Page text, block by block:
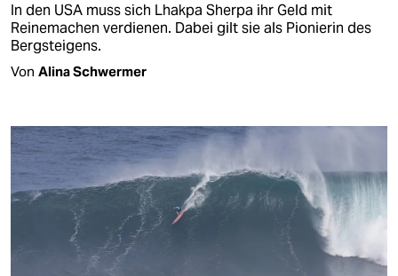
In den USA muss sich Lhakpa Sherpa ihr Geld mit
Reinemachen verdienen. Dabei gilt sie als Pionierin des
Bergsteigens.
Von Alina Schwermer